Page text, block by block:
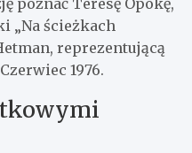
„Na ścieżkach
reprezentującą
1976.